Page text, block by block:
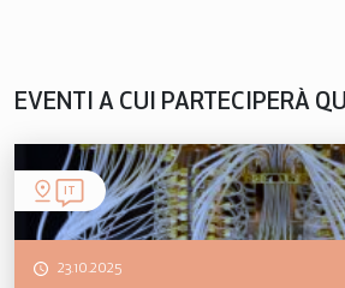
EVENTI A CUI PARTECIPERÀ
IT
23.10.2025